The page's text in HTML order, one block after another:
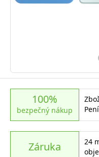
100%
bezpečný nákup
Záruka
24